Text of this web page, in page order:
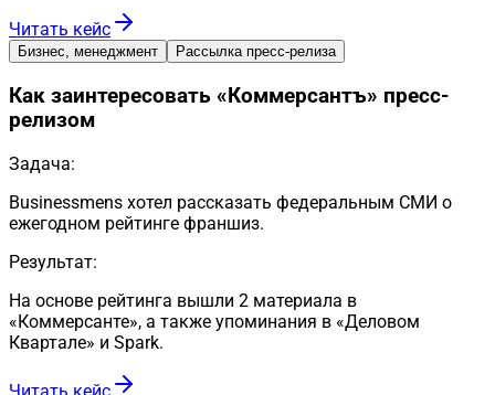
Читать кейс
Бизнес, менеджмент Рассылка пресс-релиза
Как заинтересовать «Коммерсантъ» пресс-
релизом
Задача:
Businessmens хотел рассказать федеральным СМИ о
ежегодном рейтинге франшиз.
Результат:
На основе рейтинга вышли 2 материала в
«Коммерсанте», а также упоминания в «Деловом
Квартале» и Spark.
Читать кейс